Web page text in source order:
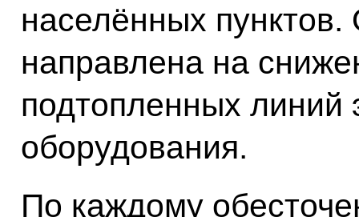
населённых
направлена на
подтопленных линий
оборудования.
По каждому